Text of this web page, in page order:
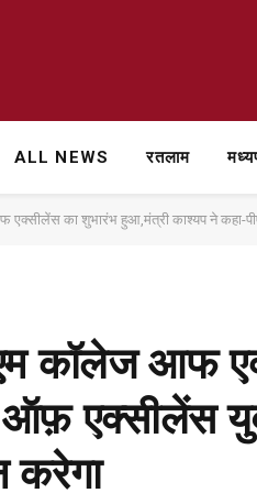
ALL NEWS रतलाम
एक्सीलेंस का शुभारंभ हुआ,मंत्री काश्यप ने कहा-
कॉलेज आफ
एक्सीलेंस
करेगा